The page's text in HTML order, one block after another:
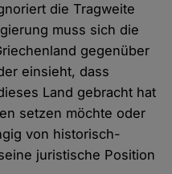
die Tragweite
muss sich die
gegenüber
einsieht, dass
Land gebracht hat
setzen möchte oder
von historisch-
juristische Position